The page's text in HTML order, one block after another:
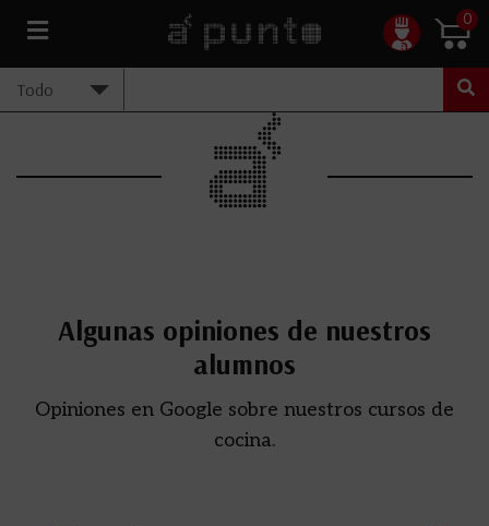
0
Algunas opiniones de nuestros
alumnos
Opiniones en Google sobre nuestros cursos de
cocina.